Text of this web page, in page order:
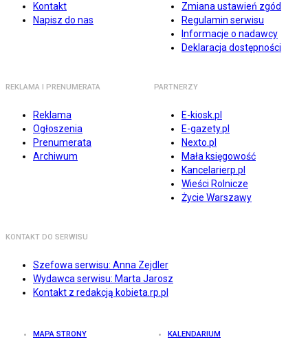
Kontakt
Napisz do nas
Zmiana ustawień zgód
Regulamin serwisu
Informacje o nadawcy
Deklaracja dostępności
REKLAMA I PRENUMERATA
Reklama
Ogłoszenia
Prenumerata
Archiwum
PARTNERZY
E-kiosk.pl
E-gazety.pl
Nexto.pl
Mała księgowość
Kancelarierp.pl
Wieści Rolnicze
Życie Warszawy
KONTAKT DO SERWISU
Szefowa serwisu: Anna Zejdler
Wydawca serwisu: Marta Jarosz
Kontakt z redakcją kobieta.rp.pl
MAPA STRONY KALENDARIUM